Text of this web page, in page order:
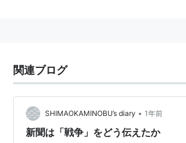
を閣議決定し、
「全国戦没者追悼式」を日本武道館で
関連ブログ
SHIMAOKAMINOBU’s diary • 1年前
新聞は「戦争」をどう伝えたか